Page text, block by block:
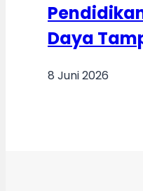
Daya
8 Juni 2026